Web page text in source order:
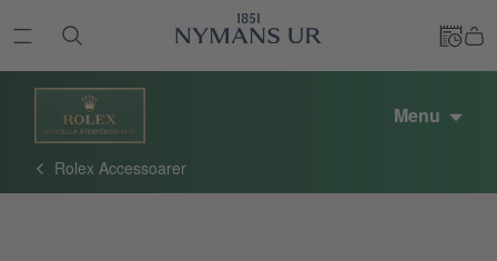
Menu
Rolex Accessoarer